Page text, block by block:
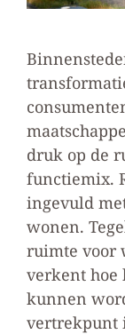
druk op de
functiemix.
ingevuld
wonen.
ruimte voor
verkent hoe
kunnen
vertrekpunt